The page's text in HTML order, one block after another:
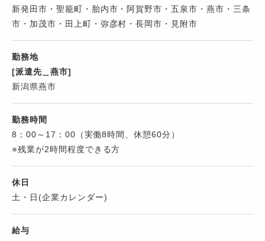
新発田市・聖籠町・胎内市・阿賀野市・五泉市・燕市・三条
市・加茂市・田上町・弥彦村・長岡市・見附市
勤務地
[派遣先＿燕市]
新潟県燕市
勤務時間
8：00～17：00（実働8時間、休憩60分）
※残業が2時間程度できる方
休日
土・日(企業カレンダー)
給与